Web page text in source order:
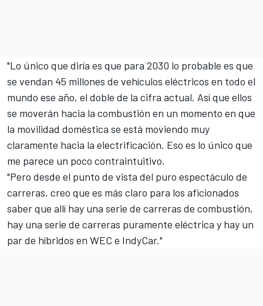
"Lo único que diría es que para 2030 lo probable es que
se vendan 45 millones de vehículos eléctricos en todo el
mundo ese año, el doble de la cifra actual. Así que ellos
se moverán hacia la combustión en un momento en que
la movilidad doméstica se está moviendo muy
claramente hacia la electrificación. Eso es lo único que
me parece un poco contraintuitivo.
"Pero desde el punto de vista del puro espectáculo de
carreras, creo que es más claro para los aficionados
saber que allí hay una serie de carreras de combustión,
hay una serie de carreras puramente eléctrica y hay un
par de híbridos en WEC e IndyCar."